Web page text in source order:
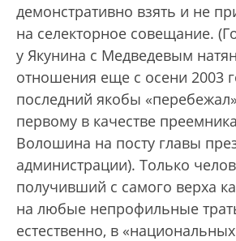
демонстративно взять и не
на селекторное совещание.
у Якунина с Медведевым
отношения еще с осени 2003
последний якобы
первому в качестве
Волошина на посту главы
администрации). Только
получивший с самого верха
на любые непрофильные
естественно, в